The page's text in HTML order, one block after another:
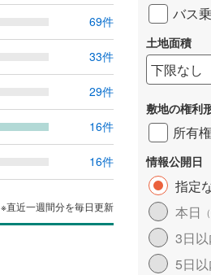
69件
33件
29件
16件
16件
※直近一週間分を毎日更新
バス
土地面積
下限なし
敷地の権利
所有
情報公開日
指定
本日 （
3日
5日